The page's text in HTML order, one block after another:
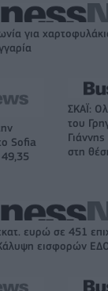
για
Sofia
ΣΚΑΪ:
του
στη
ευρώ σε 451
εισφορών